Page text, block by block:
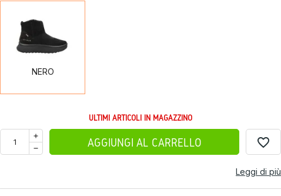
NERO
ULTIMI ARTICOLI IN MAGAZZINO
AGGIUNGI AL CARRELLO favorite_border
Leggi di più